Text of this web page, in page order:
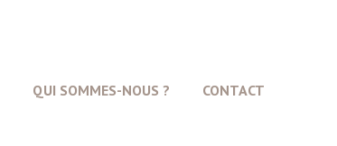
QUI SOMMES-NOUS ? CONTACT